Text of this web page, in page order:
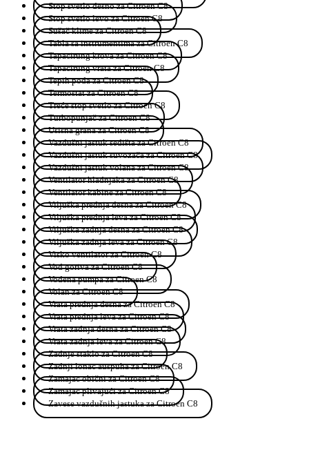
Stop svetlo desno za Citroen C8
Stop svetlo levo za Citroen C8
Sušač klime za Citroen C8
Tabla sa instrumentima za Citroen C8
Tapacirung krova za Citroen C8
Tapacirung vrata za Citroen C8
Tepih poda za Citroen C8
Termostat za Citroen C8
Treće stop svetlo za Citroen C8
Turbopunjač za Citroen C8
Usisna grana za Citroen C8
Vazdušni jastuk sedišta za Citroen C8
Vazdušni jastuk suvozača za Citroen C8
Vazdušni jastuk volana za Citroen C8
Ventilator hladnjaka za Citroen C8
Ventilator kabine za Citroen C8
Viljuška prednja desna za Citroen C8
Viljuška prednja leva za Citroen C8
Viljuška zadnja desna za Citroen C8
Viljuška zadnja leva za Citroen C8
Visko ventilator za Citroen C8
Vod goriva za Citroen C8
Vodena pumpa za Citroen C8
Volan za Citroen C8
Vrata prednja desna za Citroen C8
Vrata prednja leva za Citroen C8
Vrata zadnja desna za Citroen C8
Vrata zadnja leva za Citroen C8
Zadnje staklo za Citroen C8
Zadnji lonac auspuha za Citroen C8
Zamajac obični za Citroen C8
Zamajac plivajući za Citroen C8
Zavese vazdušnih jastuka za Citroen C8